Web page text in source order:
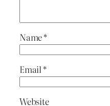
Name*
Email *
Website